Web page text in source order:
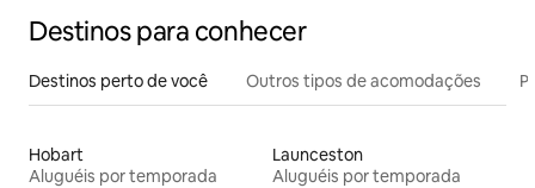
Destinos para conhecer
Destinos perto de você Outros tipos de acomodações
Hobart
Aluguéis por temporada
Launceston
Aluguéis por temporada